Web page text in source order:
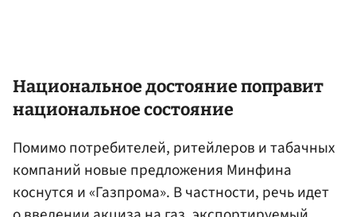
Национальное достояние поправит
национальное состояние
Помимо потребителей, ритейлеров и табачных
компаний новые предложения Минфина
коснутся и «Газпрома». В частности, речь идет